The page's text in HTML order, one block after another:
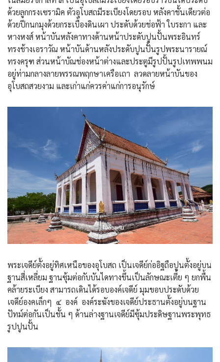
ด้วยลูกกรงเซรามิค ตัวอุโบสถมีระเบียงโดยรอบ หลังคาชั้นเดียวต่อ
ด้วยปีกนกมุงด้วยกระเบื้องดินเผา ประดับด้วยช่อฟ้า ใบระกา และ
หางหงส์ หน้าบันหลังคาทางด้านหน้าประดับปูนปั้นพระอินทร์
ทรงช้างเอราวัณ หน้าบันด้านหลังประดับปูนปั้นรูปพระนารายณ์
ทรงครุฑ ส่วนหน้าบัณช่องหน้าต่างและประตูมีรูปปั้นรูปเทพพนม
อยู่ท่ามกลางลายพรรณพฤกษาเครือเถา ลวดลายหน้าบันของ
อุโบสถสวยงาม และเก่าแก่ควรค่าแก่การอนุรักษ์
พระเจดีย์ตั้งอยู่ทิศเหนือของอุโบสถ เป็นเจดีย์ก่ออิฐถือปูนตั้งอยู่บน
ฐานสี่เหลี่ยม ฐานซุ้มต่อกับบันไดทางขึ้นเป็นลักษณะเตี้ย ๆ ยกพื้น
คล้ายระเบียง สามารถเดินได้รอบองค์เจดีย์ มุมขอบประดับด้วย
เจดีย์องคเล็กๆ ๔ องค์ องค์ระฆังของเจดีย์ประธานตั้งอยู่บนฐาน
ปัทม์ต่อกันเป็นชั้น ๆ ด้านล่างฐานเจดีย์มีซุ้มประดิษฐานพระพุทธ
รูปปูนปั้น